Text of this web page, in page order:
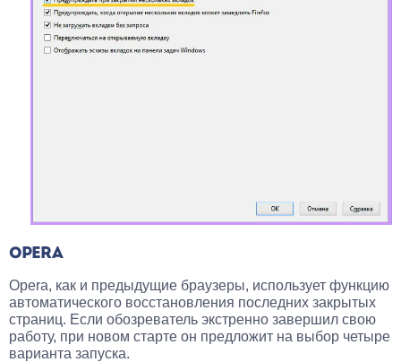
OPERA
Opera, как и предыдущие браузеры, использует функцию
автоматического восстановления последних закрытых
страниц. Если обозреватель экстренно завершил свою
работу, при новом старте он предложит на выбор четыре
варианта запуска.